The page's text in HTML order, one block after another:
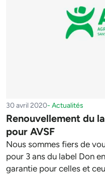
30 avril 2020- Actualités
Renouvellement du
pour AVSF
Nous sommes fiers de
pour 3 ans du label Don
garantie pour celles et